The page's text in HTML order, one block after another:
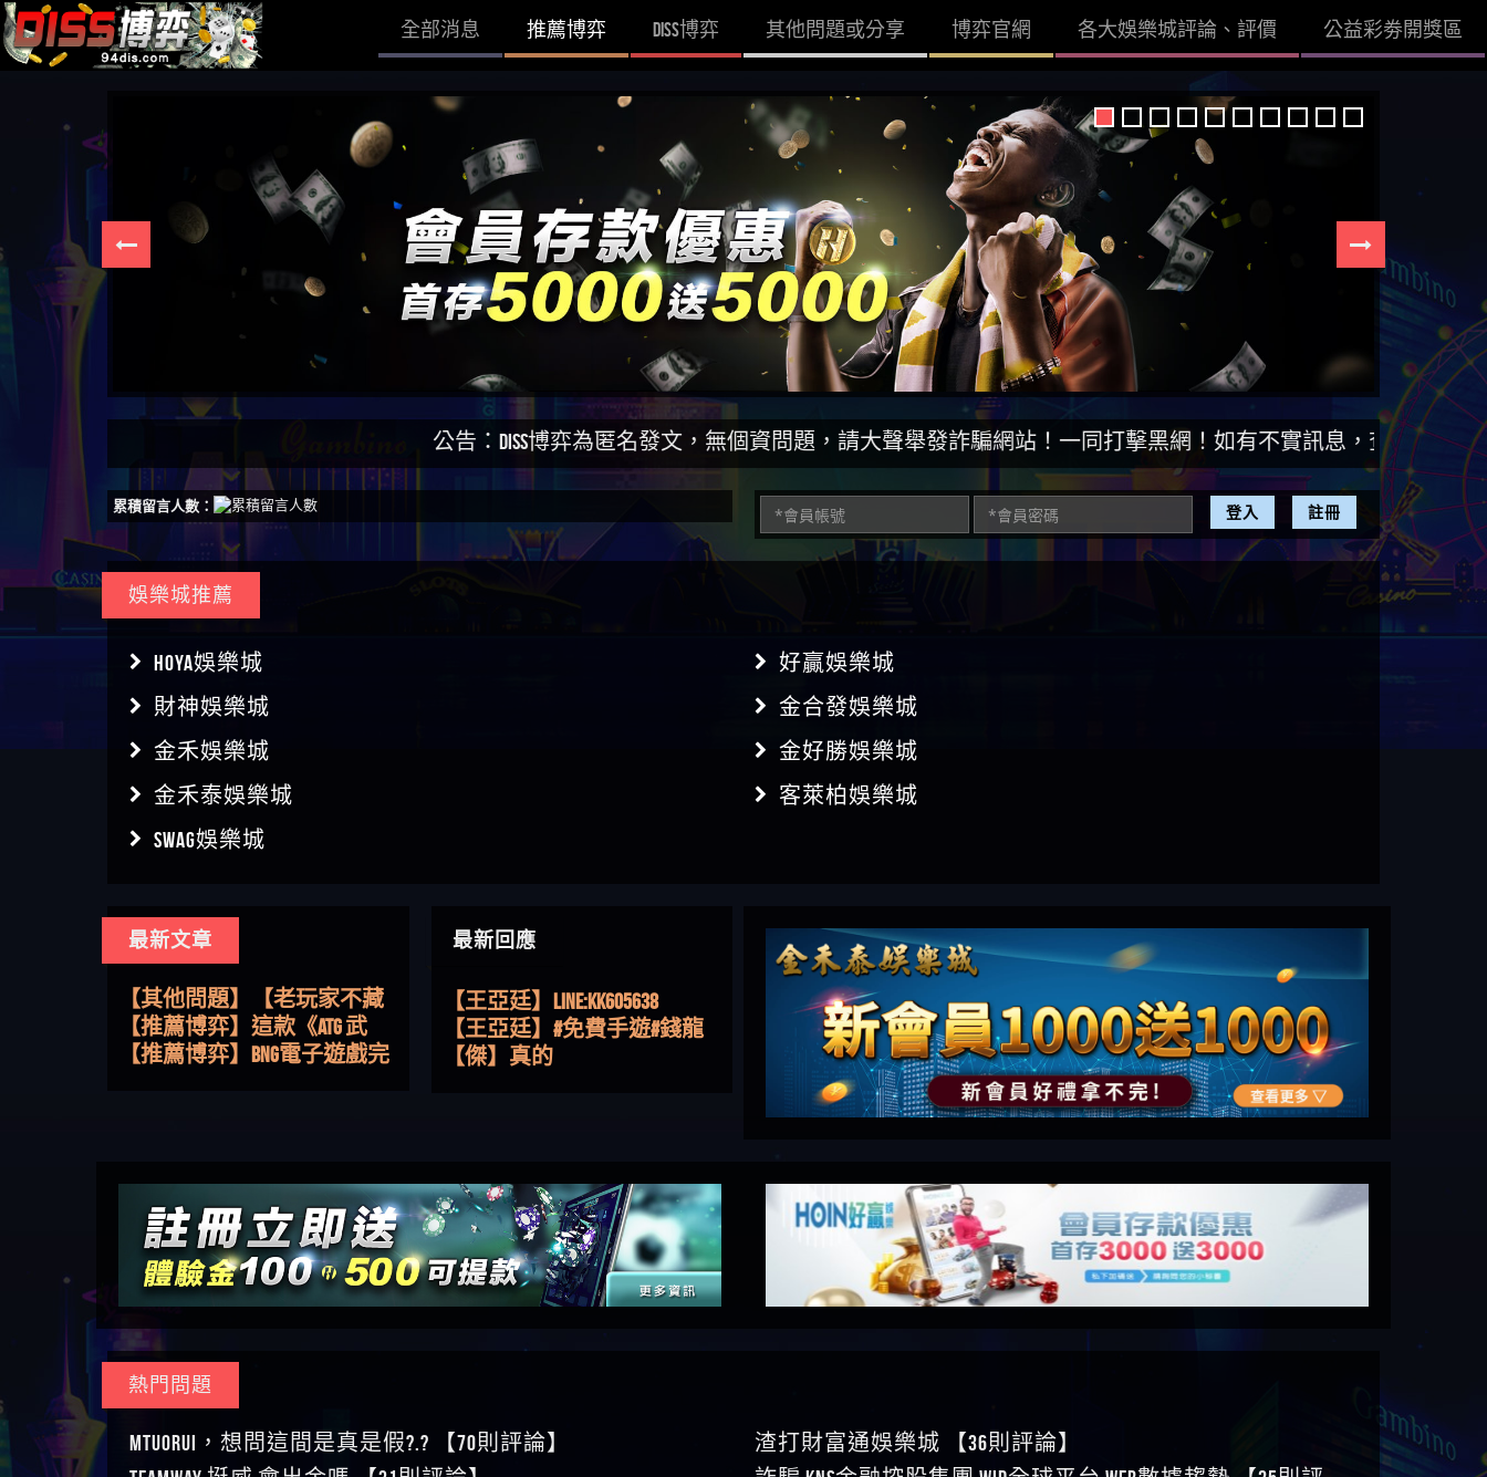
全部消息 推薦博弈 DISS博弈 其他問題或分享 博弈官網 各大娛樂城評論、評價 公益彩劵開獎區
公告：DISS博弈為匿名發文，無個資問題，請大聲舉發詐騙網站！一同打擊黑網！如有不實訊息，查證後立即刪除。【DISS
累積留言人數： 登入 註冊
娛樂城推薦
HOYA娛樂城
好贏娛樂城
財神娛樂城
金合發娛樂城
金禾娛樂城
金好勝娛樂城
金禾泰娛樂城
客萊柏娛樂城
SWAG娛樂城
最新文章
【其他問題】用理性數據指
路，開啟你的高回報娛樂之
旅
【其他問題】【老玩家不藏
私】2025 線上老虎機這樣
挑！RTP、波動率和平台安全
【推薦博弈】這款《ATG 武
俠》老虎機真的猛！玩過才
【推薦博弈】BNG電子遊戲完
力智投資是真的嗎 力智投資
是詐騙嗎 南部老翁還在癡迷
力智投資高回報獲利 請不要
在匯款
商行詐騙 天盛商行是不是詐
騙 天盛商行是真的嗎 天盛商
行是詐騙嗎 被天盛商行詐騙
一招教你拿回
【zg369】退休老翁被大戶e點
靈詐騙痛不欲生 大戶e點靈是
真的嗎 大戶e點靈是不是詐騙
大戶e點靈是詐騙嗎 大戶e點
靈無法出金 （大戶e點靈）教
你如何規避詐騙陷阱
【其他問題】 弘記投資詐騙
持續收割國人中【免費討回
資金賴zg369】弘記投資是詐
騙嗎 弘記投資是不是詐騙 弘
記投資是真的嗎 被弘記投資
詐騙的錢怎麼辦 本文教你如
何拿回被騙資金
【其他問題】 被騙追回賴
【zg369】KnTop利用新型詐騙
手法欺詐群眾 KnTop是真的嗎
KnTop是不是詐騙 KnTop是詐騙
嗎 【KnTop】KnTop無法出金 被
KnTop詐騙的錢一招拿回
【其他問題】機台運算專案
詐騙持續收割國人中【免費
討回資金賴zg369】機台運算
專案是詐騙嗎 機台運算專案
是不是詐騙 機台運算專案是
真的嗎 被機台運算專案詐騙
的錢怎麼辦 本文教你如何拿
回被騙資金
【其他問題】 Hoyabit詐騙持
續收割國人中【免費討回資
金賴zg369】Hoyabit是詐騙嗎
Hoyabit是不是詐騙 Hoyabit是真
的嗎 被HoyabitHoyabit詐騙的錢
怎麼辦 本文教你如何拿回被
騙資金
【其他問題】KS.M多元化行銷
詐騙持續收割國人中【免費
討回資金賴zg369】KS.M多元化
行銷是詐騙嗎 KS.M多元化行
銷是不是詐騙 KS.M多元化行
銷是真的嗎 被KS.M多元化行
銷詐騙的錢怎麼辦 本文教你
【其他問題】免費追回賴
「zg369」深度解析野原家
Family & Love如何詐騙 野原家
Family & Love是不是詐騙 野原家
Family & Love是真的嗎 野原家
Family & Love是詐騙嗎 165多次
【其他問題】元盈橋詐騙持
續收割國人中【免費討回資
金賴zg369】元盈橋是詐騙嗎
元盈橋是不是詐騙 元盈橋是
真的嗎 被元盈橋詐騙的錢怎
【其他問題】被騙追回賴
【zg369】M.L.Edge利用新型詐
騙手法欺詐群眾 M.L.Edge是真
的嗎 M.L.Edge是不是詐騙
【其他問題】 Robinhood詐騙
持續收割國人中【免費討回
資金賴zg369】Robinhood是詐騙
【其他問題】FLTO詐騙持續收
割國人中【免費討回資金賴
【其他問題】 遇詐騙求救賴
最新回應
【盧鴻傑】請問一下100多萬
【王亞廷】#免費手遊#錢龍
皇ONLINE#http
【傑】真的
【蔡如軒】黑網一個呵呵
是小畢的會員～～
【黃家羭】推推
【AVA娛樂城】還會自己做假
對話來毀謗欸哈哈哈好厲
【陳順堪】黑網不出金
【黃伊珊】不推薦爛公司
【陳順堪】星匯娛樂城出金
幾次後贏錢就不給出金
【陳順堪】黑網出金幾次後
在也是一樣的狀況
【侯依揚】廢物喔
【傑】推代理真的好相處
MTUORUi，想問這間是真是假?.? 【70則評論】
TEAMWAY 挺威 會出金嗎 【31則評論】
詐騙 kns金融控股集團 WID全球平台 WEB數據趨勢 【25則評
論】